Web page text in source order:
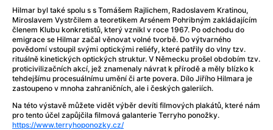
Hilmar byl také spolu s s Tomášem Rajlichem, Radoslavem Kratinou,
Miroslavem Vystrčilem a teoretikem Arsénem Pohribným zakládajícím
členem Klubu konkretistů, který vznikl v roce 1967. Po odchodu do
emigrace se Hilmar začal věnovat volné tvorbě. Do výtvarného
povědomí vstoupil svými optickými reliéfy, které patřily do vlny tzv.
rituálně kinetických optických struktur. V Německu prošel obdobím tzv.
proticivilizačních akcí, jež znamenaly návrat k přírodě a měly blízko k
tehdejšímu procesuálnímu umění či arte povera. Dílo Jiřího Hilmara je
zastoupeno v mnoha zahraničních, ale i českých galeriích.
Na této výstavě můžete vidět výběr devíti filmových plakátů, které nám
pro tento účel zapůjčila filmová galanterie Terryho ponožky.
https://www.terryhoponozky.cz/